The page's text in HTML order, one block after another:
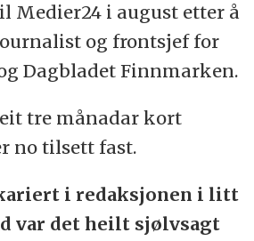
Medier24 i august etter å
og frontsjef for
Dagbladet Finnmarken.
tre månadar kort
no tilsett fast.
i redaksjonen i litt
var det heilt sjølvsagt